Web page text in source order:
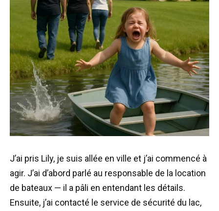
J’ai pris Lily, je suis allée en ville et j’ai commencé à
agir. J’ai d’abord parlé au responsable de la location
de bateaux — il a pâli en entendant les détails.
Ensuite, j’ai contacté le service de sécurité du lac,